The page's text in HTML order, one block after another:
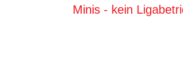
Minis - kein